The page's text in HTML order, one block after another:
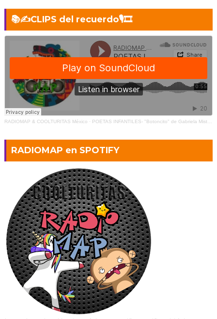
📚✍️CLIPS del recuerdo🎙️🎞
RADIOMAP & COOLTURITAS México · POETAS INFANTILES- "Botoncito" de Gabriela Mistral (2)
RADIOMAP en SPOTIFY